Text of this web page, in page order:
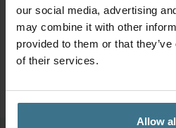
our social media, advertising
may combine it with other
provided to them or that
of their services.
Allow